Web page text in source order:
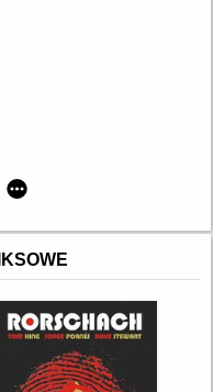
przestępcach